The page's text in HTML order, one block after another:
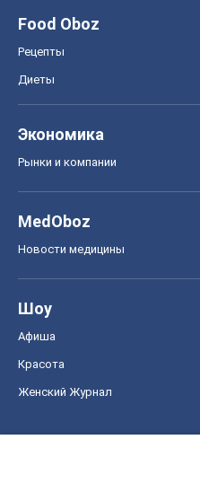
Food Oboz
Рецепты
Диеты
Экономика
Рынки и компании
MedOboz
Новости медицины
Шоу
Афиша
Красота
Женский Журнал